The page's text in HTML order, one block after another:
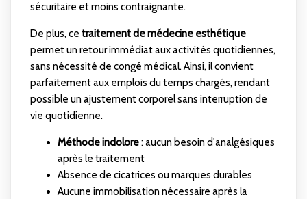
sécuritaire et moins contraignante.
De plus, ce traitement de médecine esthétique
permet un retour immédiat aux activités quotidiennes,
sans nécessité de congé médical. Ainsi, il convient
parfaitement aux emplois du temps chargés, rendant
possible un ajustement corporel sans interruption de
vie quotidienne.
Méthode indolore: aucun besoin d'analgésiques
après le traitement
Absence de cicatrices ou marques durables
Aucune immobilisation nécessaire après la